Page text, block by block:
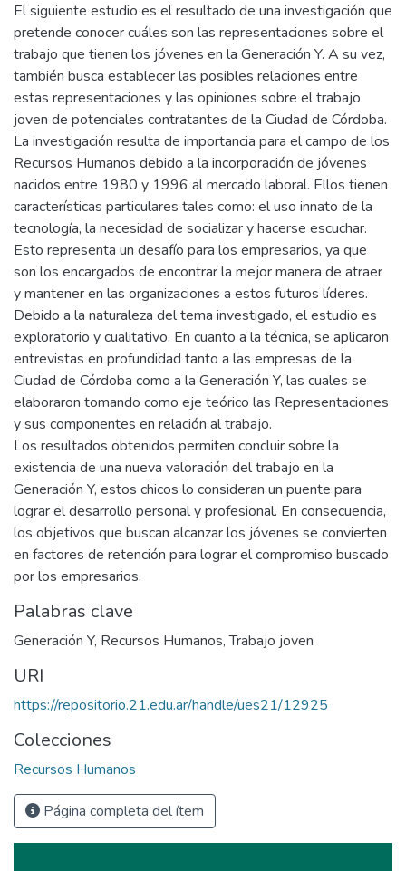
El siguiente estudio es el resultado de una investigación que
pretende conocer cuáles son las representaciones sobre el
trabajo que tienen los jóvenes en la Generación Y. A su vez,
también busca establecer las posibles relaciones entre
estas representaciones y las opiniones sobre el trabajo
joven de potenciales contratantes de la Ciudad de Córdoba.
La investigación resulta de importancia para el campo de los
Recursos Humanos debido a la incorporación de jóvenes
nacidos entre 1980 y 1996 al mercado laboral. Ellos tienen
características particulares tales como: el uso innato de la
tecnología, la necesidad de socializar y hacerse escuchar.
Esto representa un desafío para los empresarios, ya que
son los encargados de encontrar la mejor manera de atraer
y mantener en las organizaciones a estos futuros líderes.
Debido a la naturaleza del tema investigado, el estudio es
exploratorio y cualitativo. En cuanto a la técnica, se aplicaron
entrevistas en profundidad tanto a las empresas de la
Ciudad de Córdoba como a la Generación Y, las cuales se
elaboraron tomando como eje teórico las Representaciones
y sus componentes en relación al trabajo.
Los resultados obtenidos permiten concluir sobre la
existencia de una nueva valoración del trabajo en la
Generación Y, estos chicos lo consideran un puente para
lograr el desarrollo personal y profesional. En consecuencia,
los objetivos que buscan alcanzar los jóvenes se convierten
en factores de retención para lograr el compromiso buscado
por los empresarios.
Palabras clave
Generación Y, Recursos Humanos,Trabajo joven
URI
https://repositorio.21.edu.ar/handle/ues21/12925
Colecciones
Recursos Humanos
Página completa del ítem